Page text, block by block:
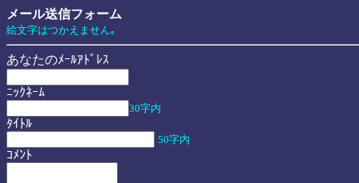
メール送信フォーム
絵文字はつかえません｡
あなたのﾒｰﾙｱﾄﾞﾚｽ
ﾆｯｸﾈｰﾑ
30字内
ﾀｲﾄﾙ
50字内
ｺﾒﾝﾄ